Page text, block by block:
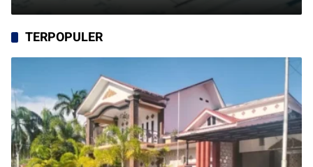
TERPOPULER